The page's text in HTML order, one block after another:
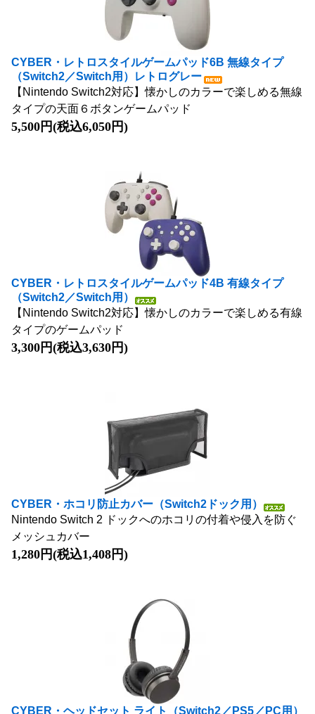
CYBER・レトロスタイルゲームパッド6B 無線タイプ
（Switch2／Switch用）レトログレー
【Nintendo Switch2対応】懐かしのカラーで楽しめる無線
タイプの天面６ボタンゲームパッド
5,500円(税込6,050円)
CYBER・レトロスタイルゲームパッド4B 有線タイプ
（Switch2／Switch用）
【Nintendo Switch2対応】懐かしのカラーで楽しめる有線
タイプのゲームパッド
3,300円(税込3,630円)
CYBER・ホコリ防止カバー（Switch2ドック用）
Nintendo Switch 2 ドックへのホコリの付着や侵入を防ぐ
メッシュカバー
1,280円(税込1,408円)
CYBER・ヘッドセット ライト（Switch2／PS5／PC用）